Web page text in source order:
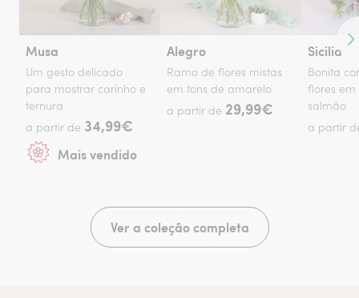
Musa
Um gesto delicado
para mostrar carinho e
ternura
a partir de 34,99€
Mais vendido
Alegro
Ramo de flores mistas
em tons de amarelo
a partir de 29,99€
Sicilia
Bonita
flores em
salmão
a partir
Ver a coleção completa